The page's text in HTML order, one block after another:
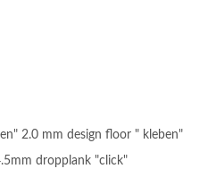
2.0 mm design floor " kleben"
dropplank "click"